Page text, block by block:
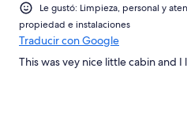
Le gustó: Limpieza, personal y
propiedad e instalaciones
Traducir con Google
This was vey nice little cabin and I